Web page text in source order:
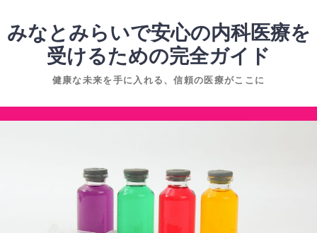
へ
ス
みなとみらいで安心の内科医療を
受けるための完全ガイド
健康な未来を手に入れる、信頼の医療がここに
コ